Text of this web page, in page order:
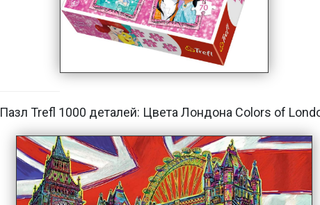
Пазл Trefl 1000 деталей: Цвета Лондона Colors of